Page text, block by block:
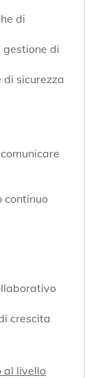
di
gestione di
di sicurezza
continuo
crescita
al livello